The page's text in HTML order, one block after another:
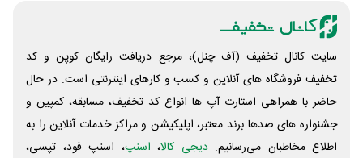
سایت کانال تخفیف (آف چنل)، مرجع دریافت رایگان کوپن و کد
تخفیف فروشگاه های آنلاین و کسب و‌ کارهای اینترنتی است. در حال
حاضر با همراهی استارت آپ ها انواع کد تخفیف، مسابقه، کمپین و
جشنواره های صدها برند معتبر، اپلیکیشن و مراکز خدمات آنلاین را به
اطلاع مخاطبان می‌رسانیم. دیجی کالا، اسنپ، اسنپ فود، تپسی،